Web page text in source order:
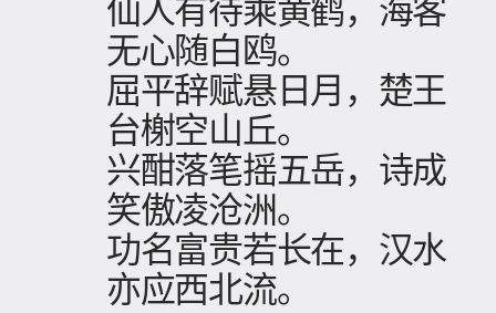
仙人有待乘黄鹤，海客
无心随白鸥。
屈平辞赋悬日月，楚王
台榭空山丘。
兴酣落笔摇五岳，诗成
笑傲凌沧洲。
功名富贵若长在，汉水
亦应西北流。